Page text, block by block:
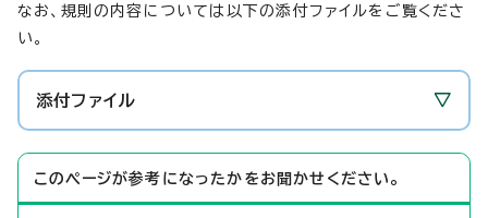
なお、規則の内容については以下の添付ファイルをご覧くださ
い。
添付ファイル
このページが参考になったかをお聞かせください。